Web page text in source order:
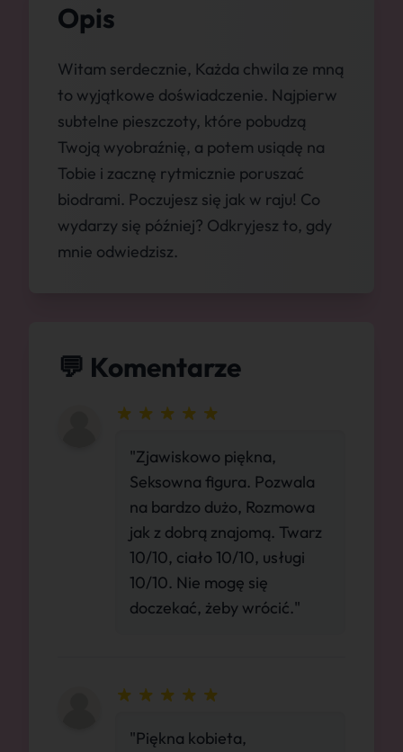
Opis
Witam serdecznie, Każda chwila ze mną
to wyjątkowe doświadczenie. Najpierw
subtelne pieszczoty, które pobudzą
Twoją wyobraźnię, a potem usiądę na
Tobie i zacznę rytmicznie poruszać
biodrami. Poczujesz się jak w raju! Co
wydarzy się później? Odkryjesz to, gdy
mnie odwiedzisz.
💬 Komentarze
"Zjawiskowo piękna,
Seksowna figura. Pozwala
na bardzo dużo, Rozmowa
jak z dobrą znajomą. Twarz
10/10, ciało 10/10, usługi
10/10. Nie mogę się
doczekać, żeby wrócić."
"Piękna kobieta,